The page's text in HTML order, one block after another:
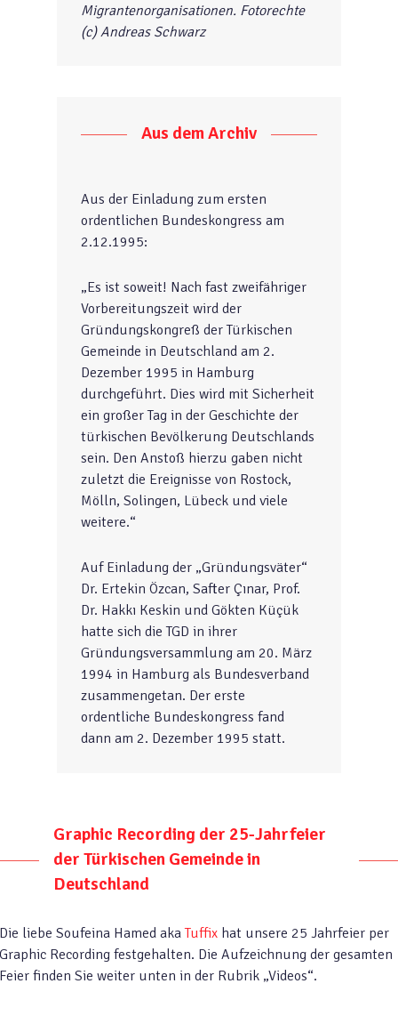
Migrantenorganisationen. Fotorechte
(c) Andreas Schwarz
Aus dem Archiv
Aus der Einladung zum ersten
ordentlichen Bundeskongress am
2.12.1995:
„Es ist soweit! Nach fast zweifähriger
Vorbereitungszeit wird der
Gründungskongreß der Türkischen
Gemeinde in Deutschland am 2.
Dezember 1995 in Hamburg
durchgeführt. Dies wird mit Sicherheit
ein großer Tag in der Geschichte der
türkischen Bevölkerung Deutschlands
sein. Den Anstoß hierzu gaben nicht
zuletzt die Ereignisse von Rostock,
Mölln, Solingen, Lübeck und viele
weitere.“
Auf Einladung der „Gründungsväter“
Dr. Ertekin Özcan, Safter Çınar, Prof.
Dr. Hakkı Keskin und Gökten Küçük
hatte sich die TGD in ihrer
Gründungsversammlung am 20. März
1994 in Hamburg als Bundesverband
zusammengetan. Der erste
ordentliche Bundeskongress fand
dann am 2. Dezember 1995 statt.
Graphic Recording der 25-Jahrfeier
der Türkischen Gemeinde in
Deutschland
Die liebe Soufeina Hamed akaTuffix hat unsere 25 Jahrfeier per
Graphic Recording festgehalten. Die Aufzeichnung der gesamten
Feier finden Sie weiter unten in der Rubrik „Videos“.